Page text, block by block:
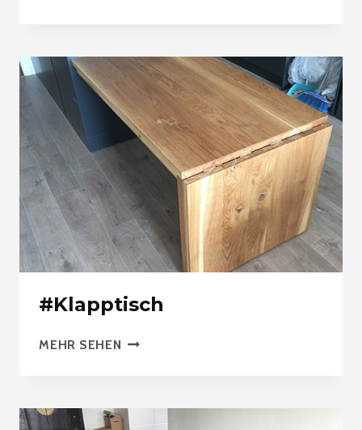
#Klapptisch
MEHR SEHEN #KLAPPTISCH